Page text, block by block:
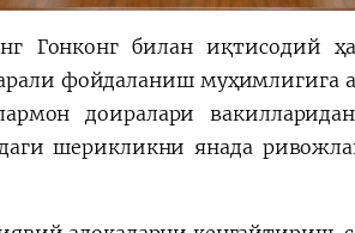
Гонконг билан иқтисодий
фойдаланиш муҳимлигига
доиралари
шерикликни янада